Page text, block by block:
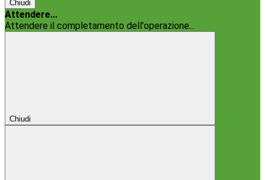
Chiudi
Attendere...
Attendere il completamento dell'operazione...
Chiudi